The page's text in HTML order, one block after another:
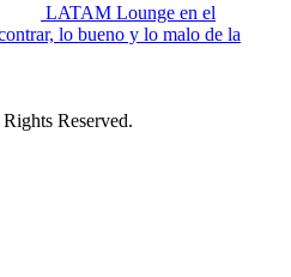
LATAM Lounge en el
lo bueno y lo malo de la
Reserved.